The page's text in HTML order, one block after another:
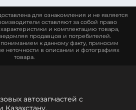
для ознакомления и не является
оставляют за собой право
и комплектацию товара,
продавцов и потребителей.
пониманием к данному факту, приносим
неточности в описании и фотографиях
товара.
автозапчастей c